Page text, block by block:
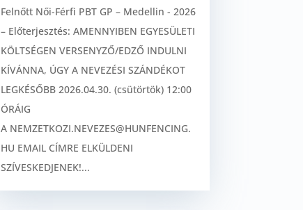
Felnőtt Női-Férfi PBT GP – Medellin - 2026
– Előterjesztés: AMENNYIBEN EGYESÜLETI
KÖLTSÉGEN VERSENYZŐ/EDZŐ INDULNI
KÍVÁNNA, ÚGY A NEVEZÉSI SZÁNDÉKOT
LEGKÉSŐBB 2026.04.30. (csütörtök) 12:00
ÓRÁIG
A NEMZETKOZI.NEVEZES@HUNFENCING.
HU EMAIL CÍMRE ELKÜLDENI
SZÍVESKEDJENEK!...